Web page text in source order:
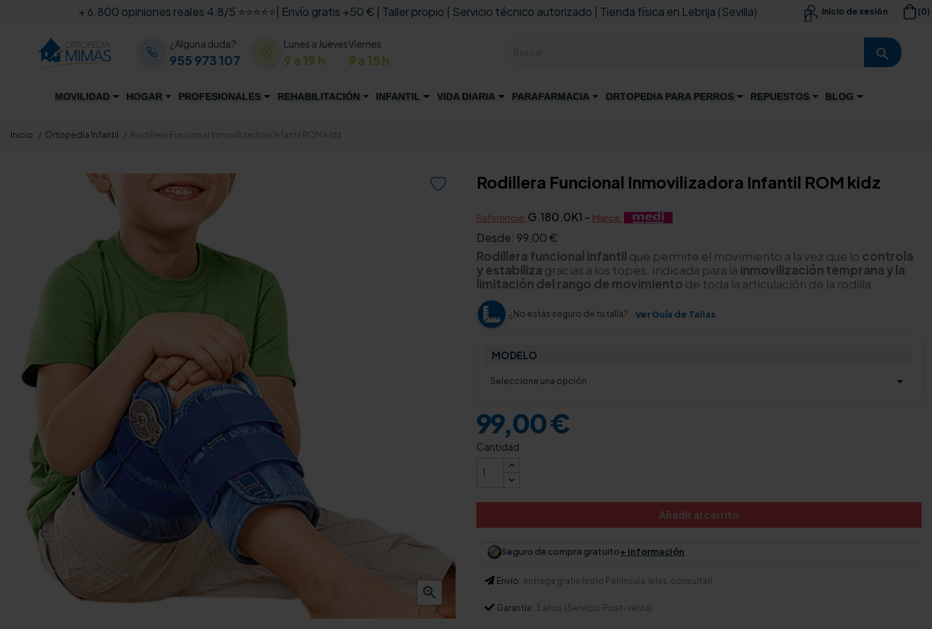
+ 6.800 opiniones reales 4,8/5 ⭐⭐⭐⭐⭐| Envío gratis +50 € | Taller propio | Servicio técnico autorizado | Tienda física en Lebrija (Sevilla)  Inicio de sesión (0)
¿Alguna duda?
955 973 107
Lunes a Jueves
9 a 19 h
Viernes
9 a 15 h search
MOVILIDAD HOGAR PROFESIONALES REHABILITACIÓN INFANTIL VIDA DIARIA PARAFARMACIA ORTOPEDIA PARA PERROS REPUESTOS BLOG
Inicio Ortopedia Infantil Rodillera Funcional Inmovilizadora Infantil ROM kidz


Rodillera Funcional Inmovilizadora Infantil ROM kidz
Referencia: G.180.0K1 - Marca:
Desde: 99,00 €
Rodillera funcional infantil que permite el movimiento a la vez que lo controla
y estabiliza gracias a los topes. Indicada para la inmovilización temprana y la
limitación del rango de movimiento de toda la articulación de la rodilla.
¿No estás seguro de tu talla? Ver Guía de Tallas
MODELO
99,00 €
Cantidad
Añadir al carrito
Seguro de compra gratuito+ información
Envío: entrega gratis (solo Península. Islas, consultar)
Garantía: 3 años (Servicio Post-venta)